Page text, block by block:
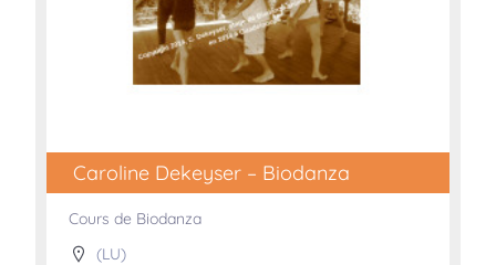
Caroline Dekeyser – Biodanza
Cours de Biodanza
(LU)